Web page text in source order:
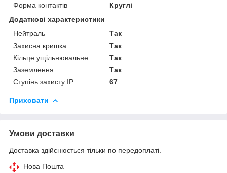
Форма контактів
Круглі
Додаткові характеристики
Нейтраль
Так
Захисна кришка
Так
Кільце ущільнювальне
Так
Заземлення
Так
Ступінь захисту IP
67
Приховати
Умови доставки
Доставка здійснюється тільки по передоплаті.
Нова Пошта